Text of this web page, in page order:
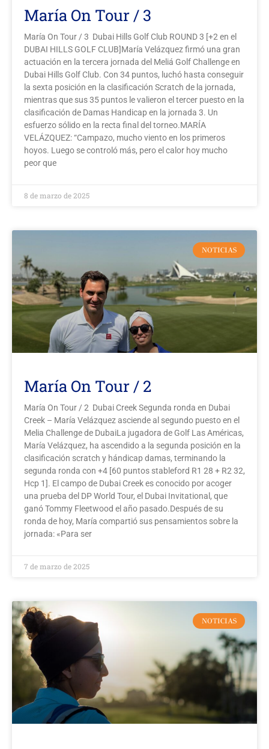
María On Tour / 3
María On Tour / 3 Dubai Hills Golf Club ROUND 3 [+2 en el
DUBAI HILLS GOLF CLUB]María Velázquez firmó una gran
actuación en la tercera jornada del Meliá Golf Challenge en
Dubai Hills Golf Club. Con 34 puntos, luchó hasta conseguir
la sexta posición en la clasificación Scratch de la jornada,
mientras que sus 35 puntos le valieron el tercer puesto en la
clasificación de Damas Handicap en la jornada 3. Un
esfuerzo sólido en la recta final del torneo.MARÍA
VELÁZQUEZ: “Campazo, mucho viento en los primeros
hoyos. Luego se controló más, pero el calor hoy mucho
peor que
8 de marzo de 2025
NOTICIAS
María On Tour / 2
María On Tour / 2 Dubai Creek Segunda ronda en Dubai
Creek – María Velázquez asciende al segundo puesto en el
Melia Challenge de DubaiLa jugadora de Golf Las Américas,
María Velázquez, ha ascendido a la segunda posición en la
clasificación scratch y hándicap damas, terminando la
segunda ronda con +4 [60 puntos stableford R1 28 + R2 32,
Hcp 1]. El campo de Dubai Creek es conocido por acoger
una prueba del DP World Tour, el Dubai Invitational, que
ganó Tommy Fleetwood el año pasado.Después de su
ronda de hoy, María compartió sus pensamientos sobre la
jornada: «Para ser
7 de marzo de 2025
NOTICIAS